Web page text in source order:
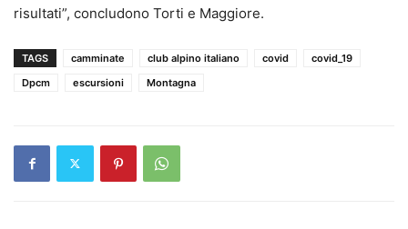
risultati”, concludono Torti e Maggiore.
TAGS camminate club alpino italiano covid
covid_19
Dpcm
escursioni Montagna